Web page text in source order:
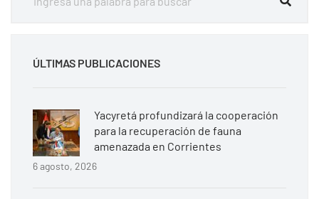
ÚLTIMAS PUBLICACIONES
Yacyretá profundizará la cooperación
para la recuperación de fauna
amenazada en Corrientes
6 agosto, 2026